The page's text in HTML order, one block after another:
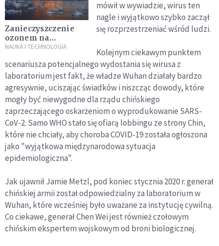
Zanieczyszczenie
ozonem na
Antarktydzie może
klimatu
NAUKA I TECHNOLOGIA
mówił w wywiadzie, wirus ten
nagle i wyjątkowo szybko zaczął
się rozprzestrzeniać wśród ludzi.
Kolejnym ciekawym punktem
scenariusza potencjalnego wydostania się wirusa z
laboratorium jest fakt, że władze Wuhan działały bardzo
agresywnie, uciszając świadków i niszcząc dowody, które
mogły być niewygodne dla rządu chińskiego
zaprzeczającego oskarżeniom o wyprodukowanie SARS-
CoV-2. Samo WHO stało się ofiarą lobbingu ze strony Chin,
które nie chciały, aby choroba COVID-19 została ogłoszona
jako "wyjątkowa międzynarodowa sytuacja
epidemiologiczna".
Jak ujawnił Jamie Metzl, pod koniec stycznia 2020 r. generał
chińskiej armii został odpowiedzialny za laboratorium w
Wuhan, które wcześniej było uważane za instytucję cywilną.
Co ciekawe, generał Chen Wei jest również czołowym
chińskim ekspertem wojskowym od broni biologicznej.